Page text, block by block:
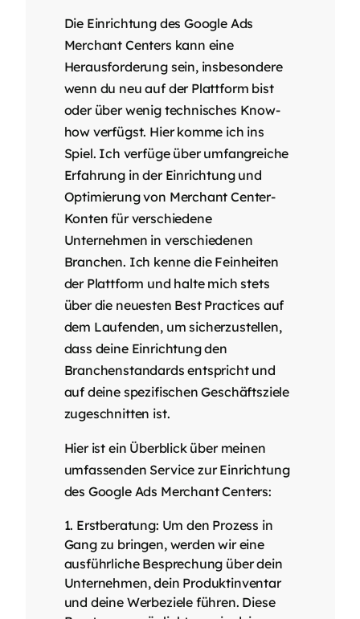
Die Einrichtung des Google Ads
Merchant Centers kann eine
Herausforderung sein, insbesondere
wenn du neu auf der Plattform bist
oder über wenig technisches Know-
how verfügst. Hier komme ich ins
Spiel. Ich verfüge über umfangreiche
Erfahrung in der Einrichtung und
Optimierung von Merchant Center-
Konten für verschiedene
Unternehmen in verschiedenen
Branchen. Ich kenne die Feinheiten
der Plattform und halte mich stets
über die neuesten Best Practices auf
dem Laufenden, um sicherzustellen,
dass deine Einrichtung den
Branchenstandards entspricht und
auf deine spezifischen Geschäftsziele
zugeschnitten ist.
Hier ist ein Überblick über meinen
umfassenden Service zur Einrichtung
des Google Ads Merchant Centers:
Erstberatung: Um den Prozess in
Gang zu bringen, werden wir eine
ausführliche Besprechung über dein
Unternehmen, dein Produktinventar
und deine Werbeziele führen. Diese